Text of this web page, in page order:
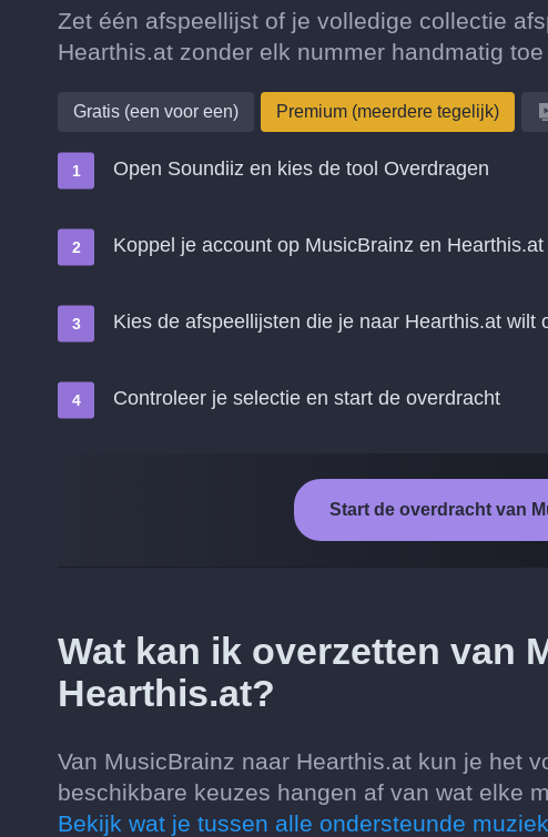
Zet één afspeellijst of je volledige collectie
Hearthis.at zonder elk nummer handmatig
Gratis (een voor een) Premium (meerdere tegelijk)
Open Soundiiz en kies de tool Overdragen
Koppel je account op MusicBrainz en Hearthis.at
Kies de afspeellijsten die je naar Hearthis.at wilt
Controleer je selectie en start de overdracht
Start de overdracht van
Wat kan ik overzetten van
Hearthis.at?
Van MusicBrainz naar Hearthis.at kun je het
beschikbare keuzes hangen af van wat elke
Bekijk wat je tussen alle ondersteunde